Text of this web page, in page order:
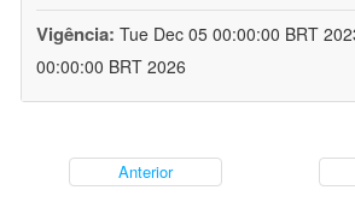
Vigência: Tue Dec 05 00:00:00 BRT
00:00:00 BRT 2026
Anterior